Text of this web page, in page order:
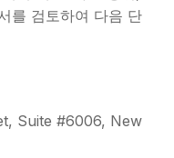
를 검토하여 다음 단
Suite #6006, New